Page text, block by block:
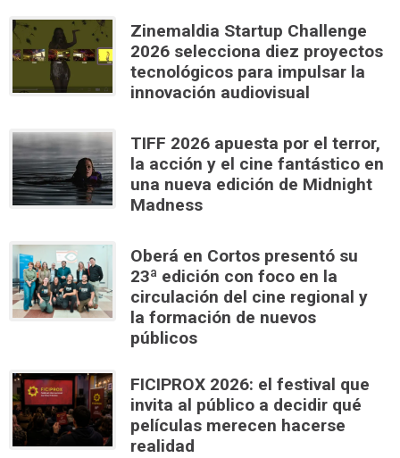
Zinemaldia Startup Challenge
2026 selecciona diez proyectos
tecnológicos para impulsar la
innovación audiovisual
TIFF 2026 apuesta por el terror,
la acción y el cine fantástico en
una nueva edición de Midnight
Madness
Oberá en Cortos presentó su
23ª edición con foco en la
circulación del cine regional y
la formación de nuevos
públicos
FICIPROX 2026: el festival que
invita al público a decidir qué
películas merecen hacerse
realidad